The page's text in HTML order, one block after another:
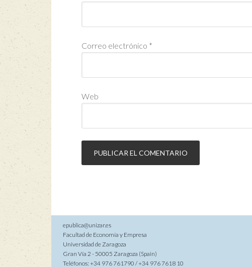
Correo electrónico *
Web
epublica@unizar.es
Facultad de Economía y Empresa
Universidad de Zaragoza
Gran Vía 2 - 50005 Zaragoza (Spain)
Teléfonos: +34 976 761790 / +34 976 7618 10